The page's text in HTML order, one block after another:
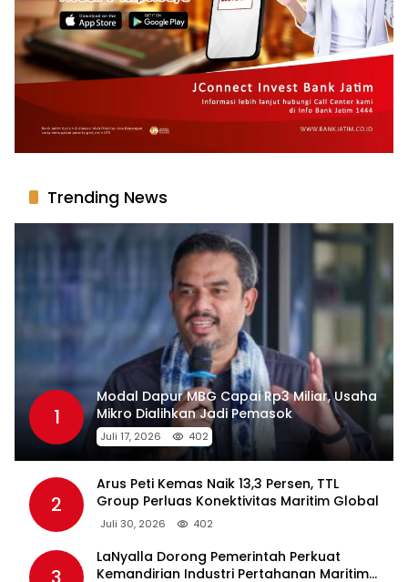
Trending News
1
Modal Dapur MBG Capai Rp3 Miliar, Usaha
Mikro Dialihkan Jadi Pemasok
Juli 17, 2026 402
2
Arus Peti Kemas Naik 13,3 Persen, TTL
Group Perluas Konektivitas Maritim Global
Juli 30, 2026 402
LaNyalla Dorong Pemerintah Perkuat
Kemandirian Industri Pertahanan Maritim